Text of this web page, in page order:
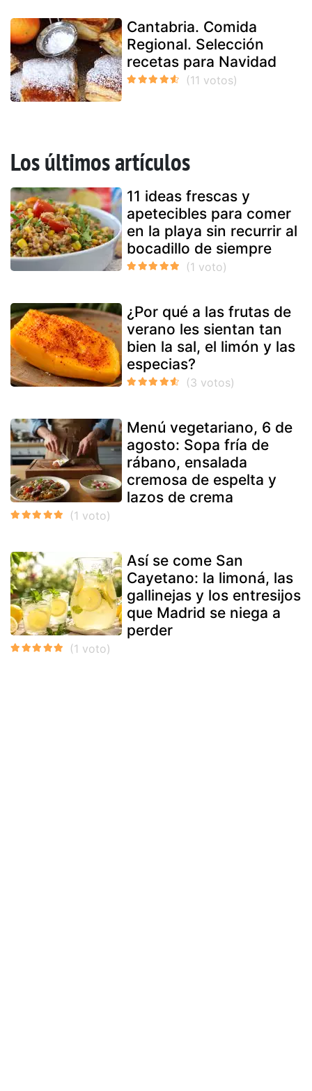
Cantabria. Comida
Regional. Selección
recetas para Navidad
Los últimos artículos
11 ideas frescas y
apetecibles para comer
en la playa sin recurrir al
bocadillo de siempre
¿Por qué a las frutas de
verano les sientan tan
bien la sal, el limón y las
especias?
Menú vegetariano, 6 de
agosto: Sopa fría de
rábano, ensalada
cremosa de espelta y
lazos de crema
Así se come San
Cayetano: la limoná, las
gallinejas y los entresijos
que Madrid se niega a
perder